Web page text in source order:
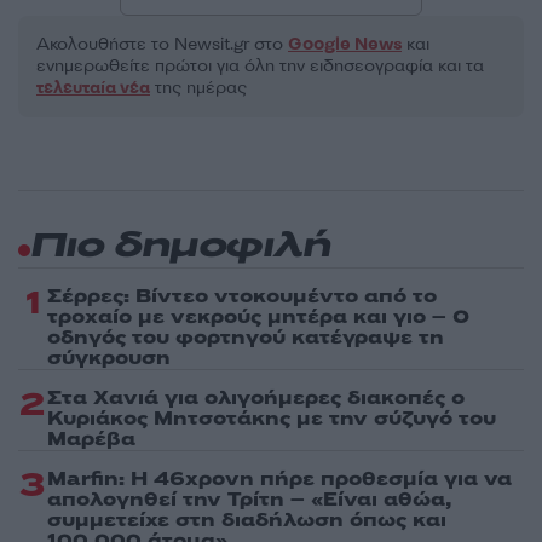
Ακολουθήστε το Νewsit.gr στο Google News και
ενημερωθείτε πρώτοι για όλη την ειδησεογραφία και τα
τελευταία νέα της ημέρας
Πιο δημοφιλή
1 Σέρρες: Βίντεο ντοκουμέντο από το
τροχαίο με νεκρούς μητέρα και γιο – Ο
οδηγός του φορτηγού κατέγραψε τη
σύγκρουση
2Στα Χανιά για ολιγοήμερες διακοπές ο
Κυριάκος Μητσοτάκης με την σύζυγό του
Μαρέβα
3Marfin: Η 46χρονη πήρε προθεσμία για να
απολογηθεί την Τρίτη – «Είναι αθώα,
συμμετείχε στη διαδήλωση όπως και